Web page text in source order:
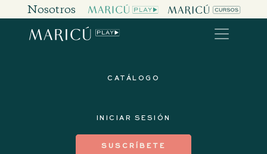
Nosotros
CATÁLOGO
INICIAR SESIÓN
SUSCRÍBETE